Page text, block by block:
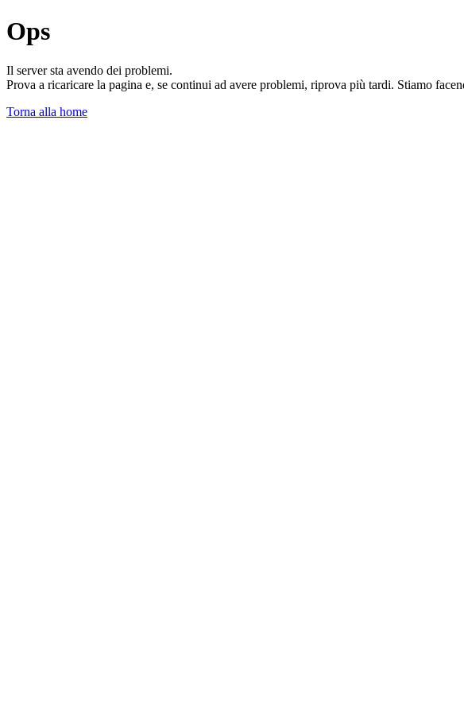
Ops
Il server sta avendo dei problemi.
Prova a ricaricare la pagina e, se continui ad avere problemi, riprova più tardi. Stiamo
Torna alla home